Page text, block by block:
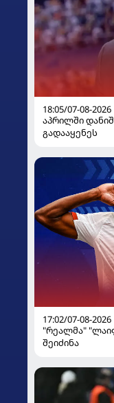
18:05/07-08-2026
აპრილში
გადააყენეს
17:02/07-08-2026
"რეალმა"
შეიძინა